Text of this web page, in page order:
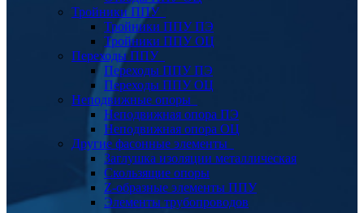
Тройники ППУ
Тройники ППУ ПЭ
Тройники ППУ ОЦ
Переходы ППУ
Переходы ППУ ПЭ
Переходы ППУ ОЦ
Неподвижные опоры
Неподвижная опора ПЭ
Неподвижная опора ОЦ
Другие фасонные элементы
Заглушка изоляции металлическая
Скользящие опоры
Z-образные элементы ППУ
Элементы трубопроводов